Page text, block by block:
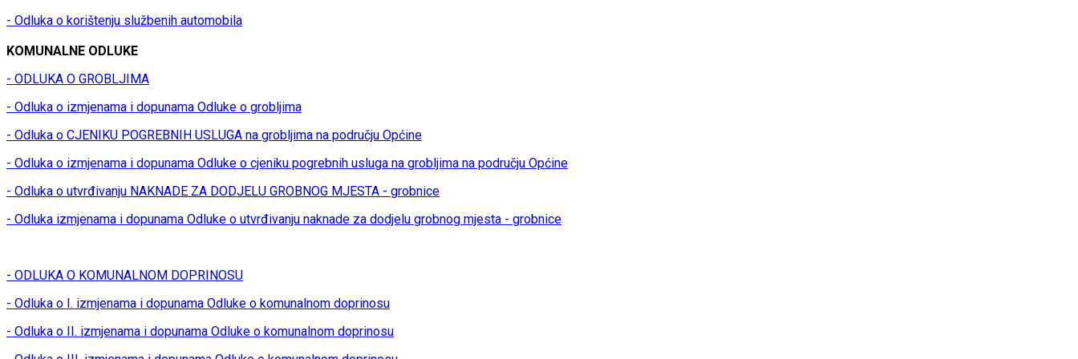
- Odluka o korištenju službenih automobila
KOMUNALNE ODLUKE
- ODLUKA O GROBLJIMA
- Odluka o izmjenama i dopunama Odluke o grobljima
- Odluka o CJENIKU POGREBNIH USLUGA na grobljima na području Općine
- Odluka o izmjenama i dopunama Odluke o cjeniku pogrebnih usluga na grobljima na području Općine
- Odluka o utvrđivanju NAKNADE ZA DODJELU GROBNOG MJESTA - grobnice
- Odluka izmjenama i dopunama Odluke o utvrđivanju naknade za dodjelu grobnog mjesta - grobnice
- ODLUKA O KOMUNALNOM DOPRINOSU
- Odluka o I. izmjenama i dopunama Odluke o komunalnom doprinosu
- Odluka o II. izmjenama i dopunama Odluke o komunalnom doprinosu